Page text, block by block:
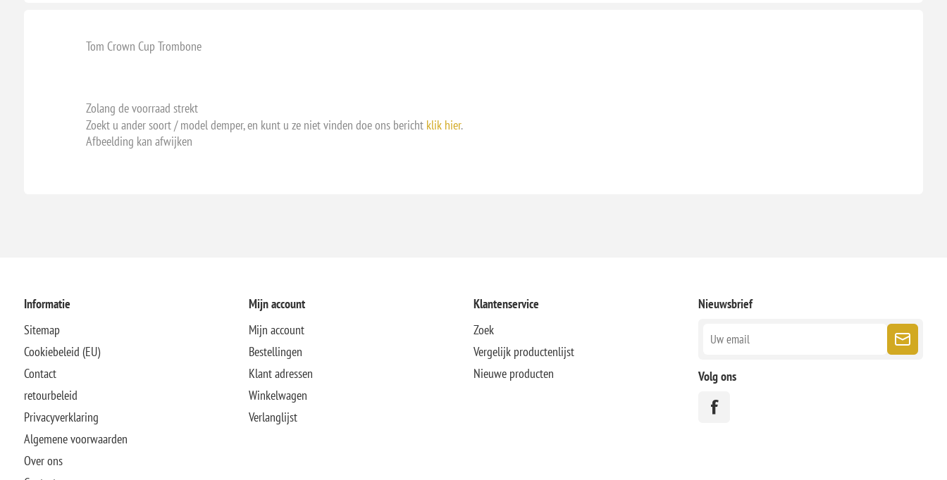
Tom Crown Cup Trombone
Zolang de voorraad strekt
Zoekt u ander soort / model demper, en kunt u ze niet vinden doe ons bericht klik hier.
Afbeelding kan afwijken
Informatie
Sitemap
Cookiebeleid (EU)
Contact
retourbeleid
Privacyverklaring
Algemene voorwaarden
Over ons
Mijn account
Mijn account
Bestellingen
Klant adressen
Winkelwagen
Verlanglijst
Klantenservice
Zoek
Vergelijk productenlijst
Nieuwe producten
Nieuwsbrief
Volg ons